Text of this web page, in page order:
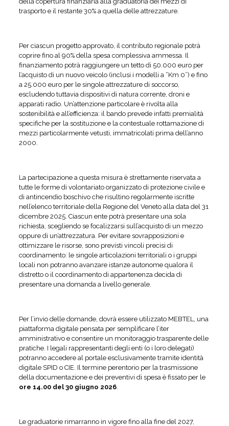
trasporto e il restante 30% a quella delle attrezzature.
Per ciascun progetto approvato, il contributo regionale potrà
coprire fino al 90% della spesa complessiva ammessa. Il
finanziamento potrà raggiungere un tetto di 50.000 euro per
l’acquisto di un nuovo veicolo (inclusi i modelli a “Km 0”) e fino
a 25.000 euro per le singole attrezzature di soccorso,
escludendo tuttavia dispositivi di natura corrente, droni e
apparati radio. Un’attenzione particolare è rivolta alla
sostenibilità e all’efficienza: il bando prevede infatti premialità
specifiche per la sostituzione e la contestuale rottamazione di
mezzi particolarmente vetusti, immatricolati prima dell’anno
2000.
La partecipazione a questa misura è strettamente riservata a
tutte le forme di volontariato organizzato di protezione civile e
di antincendio boschivo che risultino regolarmente iscritte
nell’elenco territoriale della Regione del Veneto alla data del 31
dicembre 2025. Ciascun ente potrà presentare una sola
richiesta, scegliendo se focalizzarsi sull’acquisto di un mezzo
oppure di un’attrezzatura. Per evitare sovrapposizioni e
ottimizzare le risorse, sono previsti vincoli precisi di
coordinamento: le singole articolazioni territoriali o i gruppi
locali non potranno avanzare istanze autonome qualora il
distretto o il coordinamento di appartenenza decida di
presentare una domanda a livello generale.
Per l’invio delle domande, dovrà essere utilizzato MEBTEL, una
piattaforma digitale pensata per semplificare l’iter
amministrativo e consentire un monitoraggio trasparente delle
pratiche. I legali rappresentanti degli enti (o i loro delegati)
potranno accedere al portale esclusivamente tramite identità
digitale SPID o CIE. Il termine perentorio per la trasmissione
della documentazione e dei preventivi di spesa è fissato per le
ore 14.00 del 30 giugno 2026.
Le graduatorie rimarranno in vigore fino alla fine del 2027,